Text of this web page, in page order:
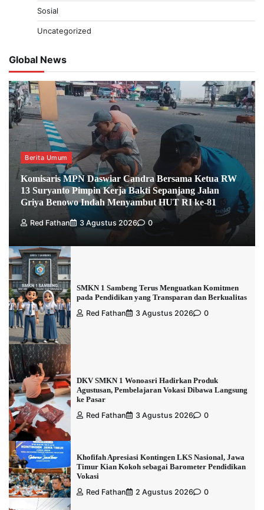
Sosial
Uncategorized
Global News
Berita Umum
Komisaris MPN Daswiar Candra Bersama Ketua RW
13 Suryanto Pimpin Kerja Bakti Sepanjang Jalan
Griya Benowo Indah Menyambut HUT RI ke-81
Red Fathan 3 Agustus 2026 0
SMKN 1 Sambeng Terus Menguatkan Komitmen
pada Pendidikan yang Transparan dan Berkualitas
Red Fathan
3 Agustus 2026 0
DKV SMKN 1 Wonoasri Hadirkan Produk
Agustusan, Pembelajaran Vokasi Dibawa Langsung
ke Pasar
Red Fathan
3 Agustus 2026 0
Khofifah Apresiasi Kontingen LKS Nasional, Jawa
Timur Kian Kokoh sebagai Barometer Pendidikan
Vokasi
Red Fathan
2 Agustus 2026 0